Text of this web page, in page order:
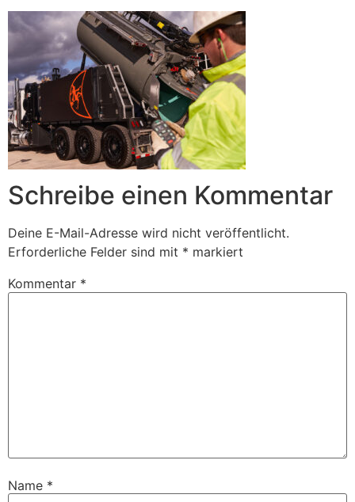
Schreibe einen Kommentar
Deine E-Mail-Adresse wird nicht veröffentlicht.
Erforderliche Felder sind mit * markiert
Kommentar *
Name *